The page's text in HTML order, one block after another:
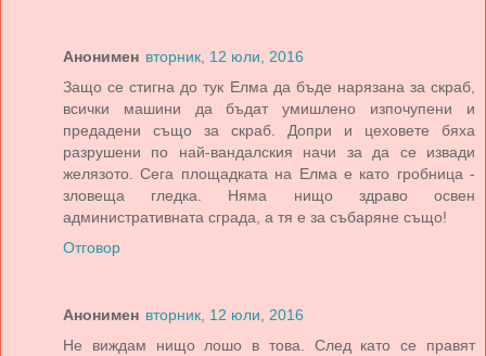
Анонимен вторник, 12 юли, 2016
Защо се стигна до тук Елма да бъде нарязана за скраб,
всички машини да бъдат умишлено изпочупени и
предадени също за скраб. Допри и цеховете бяха
разрушени по най-вандалския начи за да се извади
желязото. Сега площадката на Елма е като гробница -
зловеща гледка. Няма нищо здраво освен
административната сграда, а тя е за събаряне също!
Отговор
Анонимен вторник, 12 юли, 2016
Не виждам нищо лошо в това. След като се правят